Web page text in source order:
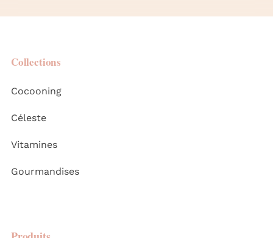
Collections
Cocooning
Céleste
Vitamines
Gourmandises